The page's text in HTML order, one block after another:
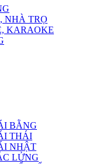
NHÀ TRỌ
KARAOKE
BẰNG
THÁI
NHẬT
LỬNG